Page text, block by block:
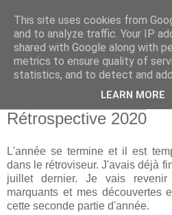
Rétrospective 2020
L'année se termine et il est
dans le rétroviseur. J'avais déjà
juillet dernier. Je vais
marquants et mes découvertes
cette seconde partie d'année.
This site uses cookies from
and to analyze traffic. Your IP
shared with Google along with
metrics to ensure quality of
statistics, and to detect and
LEARN MORE